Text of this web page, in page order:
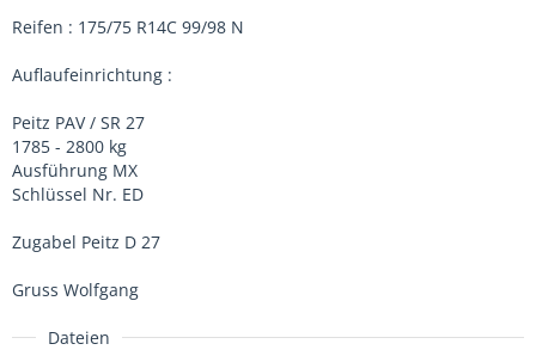
Reifen : 175/75 R14C 99/98 N
Auflaufeinrichtung :
Peitz PAV / SR 27
1785 - 2800 kg
Ausführung MX
Schlüssel Nr. ED
Zugabel Peitz D 27
Gruss Wolfgang
Dateien